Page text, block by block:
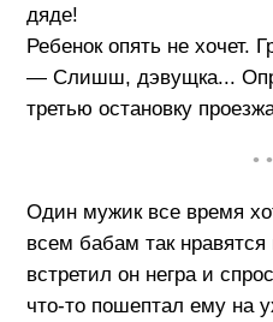
дяде!
Ребенок опять не хочет.
— Слишш, дэвущка...
третью остановку
•
Один мужик все время
всем бабам так
встретил он негра и
что-то пошептал ему на